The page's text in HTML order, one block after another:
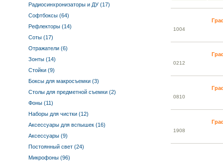
Радиосинхронизаторы и ДУ (17)
Софтбоксы (64)
Рефлекторы (14)
Соты (17)
Отражатели (6)
Зонты (14)
Стойки (9)
Боксы для макросъемки (3)
Столы для предметной съемки (2)
Фоны (11)
Наборы для чистки (12)
Аксессуары для вспышек (16)
Аксессуары (9)
Постоянный свет (24)
Микрофоны (96)
1004
0212
0810
1908